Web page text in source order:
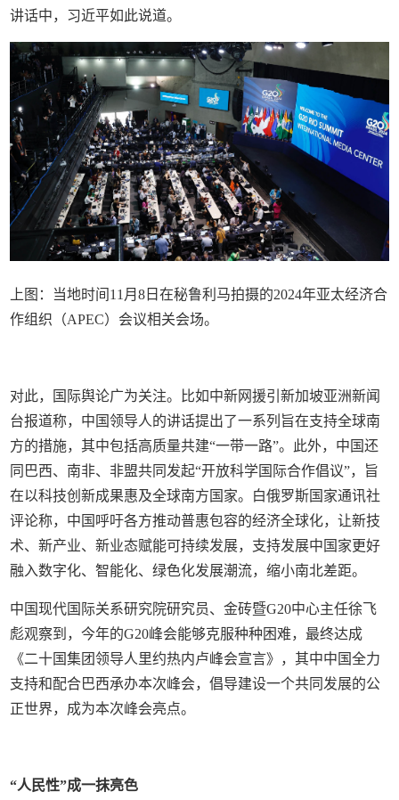
讲话中，习近平如此说道。
上图：当地时间11月8日在秘鲁利马拍摄的2024年亚太经济合
作组织（APEC）会议相关会场。
对此，国际舆论广为关注。比如中新网援引新加坡亚洲新闻
台报道称，中国领导人的讲话提出了一系列旨在支持全球南
方的措施，其中包括高质量共建“一带一路”。此外，中国还
同巴西、南非、非盟共同发起“开放科学国际合作倡议”，旨
在以科技创新成果惠及全球南方国家。白俄罗斯国家通讯社
评论称，中国呼吁各方推动普惠包容的经济全球化，让新技
术、新产业、新业态赋能可持续发展，支持发展中国家更好
融入数字化、智能化、绿色化发展潮流，缩小南北差距。
中国现代国际关系研究院研究员、金砖暨G20中心主任徐飞
彪观察到，今年的G20峰会能够克服种种困难，最终达成
《二十国集团领导人里约热内卢峰会宣言》，其中中国全力
支持和配合巴西承办本次峰会，倡导建设一个共同发展的公
正世界，成为本次峰会亮点。
“人民性”成一抹亮色